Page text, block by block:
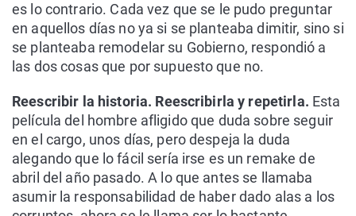
es lo contrario. Cada vez que se le pudo preguntar
en aquellos días no ya si se planteaba dimitir, sino si
se planteaba remodelar su Gobierno, respondió a
las dos cosas que por supuesto que no.
Reescribir la historia. Reescribirla y repetirla. Esta
película del hombre afligido que duda sobre seguir
en el cargo, unos días, pero despeja la duda
alegando que lo fácil sería irse es un remake de
abril del año pasado. A lo que antes se llamaba
asumir la responsabilidad de haber dado alas a los